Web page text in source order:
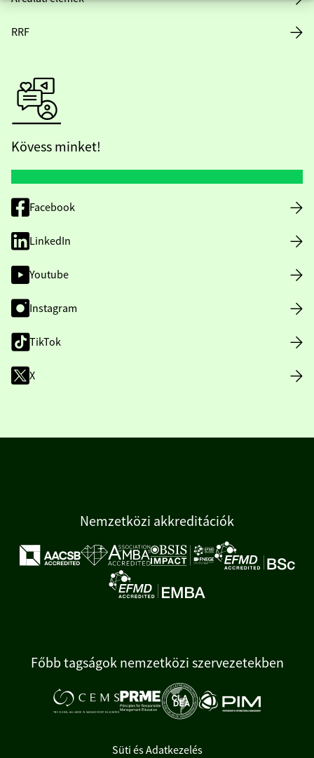
RRF
Kövess minket!
Facebook
LinkedIn
Youtube
Instagram
TikTok
X
Nemzetközi akkreditációk
Főbb tagságok nemzetközi szervezetekben
Süti és Adatkezelés